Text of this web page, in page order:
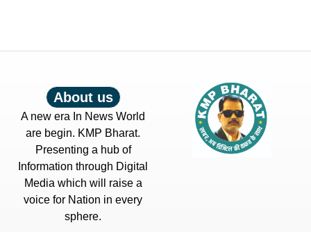
About us
A new era In News World
are begin. KMP Bharat.
Presenting a hub of
Information through Digital
Media which will raise a
voice for Nation in every
sphere.